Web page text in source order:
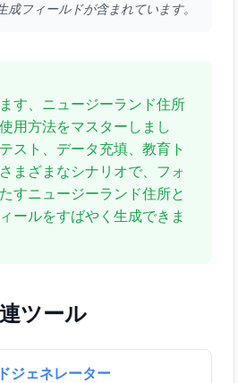
成フィールドが含まれています。
す、ニュージーランド住所
用方法をマスターしまし
スト、データ充填、教育ト
まざまなシナリオで、フォ
すニュージーランド住所と
ールをすばやく生成できま
ツール
ジェネレーター